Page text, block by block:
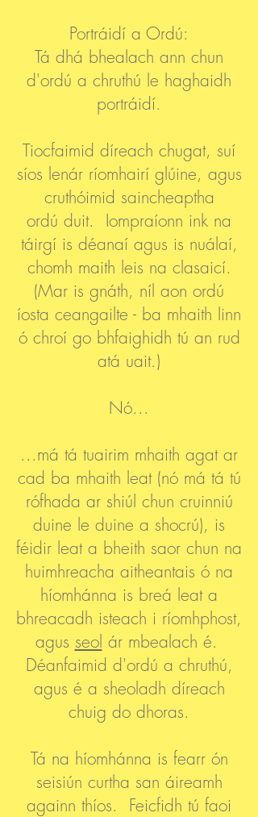
Portráidí a Ordú:
Tá dhá bhealach ann chun
d'ordú a chruthú le haghaidh
portráidí.
Tiocfaimid díreach chugat, suí
síos lenár ríomhairí glúine, agus
cruthóimid saincheaptha
ordú duit. Iompraíonn ink na
táirgí is déanaí agus is nuálaí,
chomh maith leis na clasaicí.
(Mar is gnáth, níl aon ordú
íosta ceangailte - ba mhaith linn
ó chroí go bhfaighidh tú an rud
atá uait.)
Nó...
...má tá tuairim mhaith agat ar
cad ba mhaith leat (nó má tá tú
rófhada ar shiúl chun cruinniú
duine le duine a shocrú), is
féidir leat a bheith saor chun na
huimhreacha aitheantais ó na
híomhánna is breá leat a
bhreacadh isteach i ríomhphost,
agus seol ár mbealach é.
Déanfaimid d'ordú a chruthú,
agus é a sheoladh díreach
chuig do dhoras.
Tá na híomhánna is fearr ón
seisiún curtha san áireamh
againn thíos. Feicfidh tú faoi